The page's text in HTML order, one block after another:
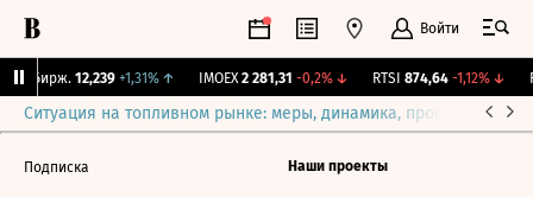
Войти
Бирж. 12,239 +1,31%↑ IMOEX 2 281,31 -0,2%↓ RTSI 874,64 -1,12%↓
Ситуация на топливном рынке: меры, динамика, прогнозы
Подписка Наши проекты